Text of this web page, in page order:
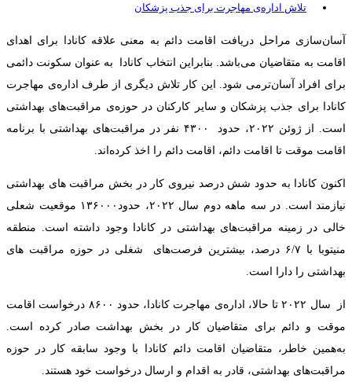
تلاش اداره‌ی مهاجرت برای جذب پزشکان
آسان‌سازی مراحل دریافت اقامت دائم به معنی علاقه کانادا برای اهدای
اقامت به متقاضیان می‌باشد. بنابراین انتخاب کانادا به عنوان سکونت دائمی
برای افراد آسان‌ترمی شود. این کار تلاش دیگری از طرف اداره‌ی مهاجرت
کانادا برای جذب پزشکان و سایر کارکنان در حوزه‌ی مراقبت‌های بهداشتی
است. از ژوئن ۲۰۲۲، حدود ۴۳۰۰ نفر در مراقبت‌های بهداشتی با برنامه
اقامت موقت تا اقامت دائم، اقامت دائم را اخذ کرده‌اند.
اکنون کانادا به حدود شش درصد نیروی کار در بخش مراقبت های بهداشتی
نیازمند است. در سه ماهه دوم سال ۲۰۲۲، حدود۱۳۶۰۰۰ موقعیت شعلی
خالی در زمینه مراقبت‌های بهداشتی در کانادا وجود داشته است. منطقه
منیتوبا با ۶/۷ درصد، بیشترین فرصت‌های شغلی در حوزه مراقبت های
بهداشتی را دارا است.
از سال ۲۰۲۲ تا حالا، اداره‌ی مهاجرت کانادا، حدود ۸۶۰۰ درخواست اقامت
موقت و دائم برای متقاضیان کار در بخش بهداشت صادر کرده است.
به‌همین خاطر، متقاضیان اقامت دائم کانادا با وجود سابقه کار در حوزه
مراقبت‌های بهداشتی، قادر به اقدام و ارسال درخواست خود هستند.